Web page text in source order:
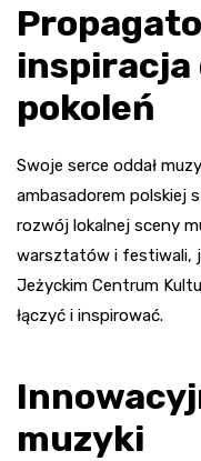
inspiracja
pokoleń
Swoje serce oddał
ambasadorem polskiej
rozwój lokalnej sceny
warsztatów i festiwali,
Jeżyckim Centrum
łączyć i inspirować.
muzyki